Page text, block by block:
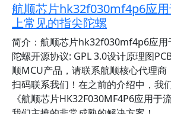
航顺芯片hk32f030mf4p6应
上常见的指尖陀螺
简介：航顺芯片hk32f030mf4p6应用
陀螺开源协议: GPL 3.0设计原理图
顺MCU产品，请联系航顺核心代理
扫码联系我们！在之前的介绍中，我
《航顺芯片HK32F030MF4P6应用于